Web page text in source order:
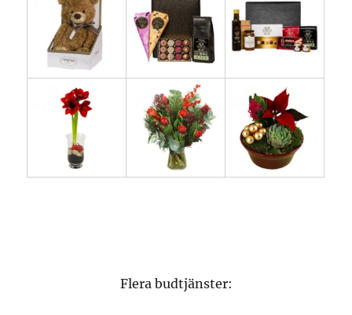
Flera budtjänster: